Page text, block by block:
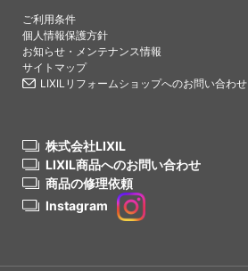
ご利用条件
個人情報保護方針
お知らせ・メンテナンス情報
サイトマップ
LIXILリフォームショップへのお問い合わせ
株式会社LIXIL
LIXIL商品へのお問い合わせ
商品の修理依頼
Instagram